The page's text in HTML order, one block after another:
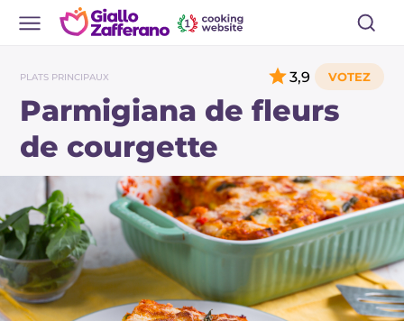
PLATS PRINCIPAUX
Parmigiana de fleurs
de courgette
3,9